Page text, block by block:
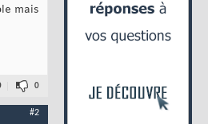
mais
0
#2